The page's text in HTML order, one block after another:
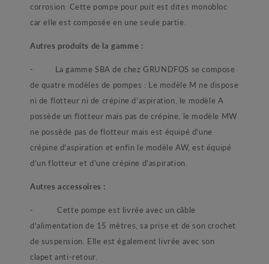
corrosion. Cette pompe pour puit est dites monobloc
car elle est composée en une seule partie.
Autres produits de la gamme :
- La gamme SBA de chez GRUNDFOS se compose
de quatre modèles de pompes : Le modèle M ne dispose
ni de flotteur ni de crépine d'aspiration, le modèle A
possède un flotteur mais pas de crépine, le modèle MW
ne possède pas de flotteur mais est équipé d'une
crépine d'aspiration et enfin le modèle AW, est équipé
d'un flotteur et d'une crépine d'aspiration.
Autres accessoires :
- Cette pompe est livrée avec un câble
d’alimentation de 15 mètres, sa prise et de son crochet
de suspension. Elle est également livrée avec son
clapet anti-retour.